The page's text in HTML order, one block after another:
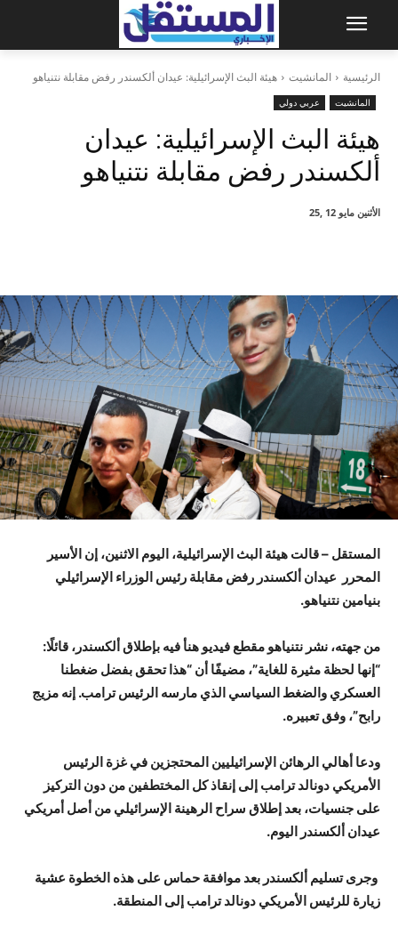
الرئيسية المانشيت هيئة البث الإسرائيلية: عيدان ألكسندر رفض مقابلة نتنياهو
المانشيت عربي دولي
هيئة البث الإسرائيلية: عيدان
ألكسندر رفض مقابلة نتنياهو
الأثنين مايو 12 ,25
المستقل – قالت هيئة البث الإسرائيلية، اليوم الاثنين، إن الأسير
المحرر عيدان ألكسندر رفض مقابلة رئيس الوزراء الإسرائيلي
بنيامين نتنياهو.
من جهته، نشر نتنياهو مقطع فيديو هنأ فيه بإطلاق ألكسندر، قائلًا:
“إنها لحظة مثيرة للغاية”، مضيفًا أن “هذا تحقق بفضل ضغطنا
العسكري والضغط السياسي الذي مارسه الرئيس ترامب. إنه مزيج
رابح”، وفق تعبيره.
ودعا أهالي الرهائن الإسرائيليين المحتجزين في غزة الرئيس
الأمريكي دونالد ترامب إلى إنقاذ كل المختطفين من دون التركيز
على جنسيات، بعد إطلاق سراح الرهينة الإسرائيلي من أصل أمريكي
عيدان ألكسندر اليوم.
وجرى تسليم ألكسندر بعد موافقة حماس على هذه الخطوة عشية
زيارة للرئيس الأمريكي دونالد ترامب إلى المنطقة.